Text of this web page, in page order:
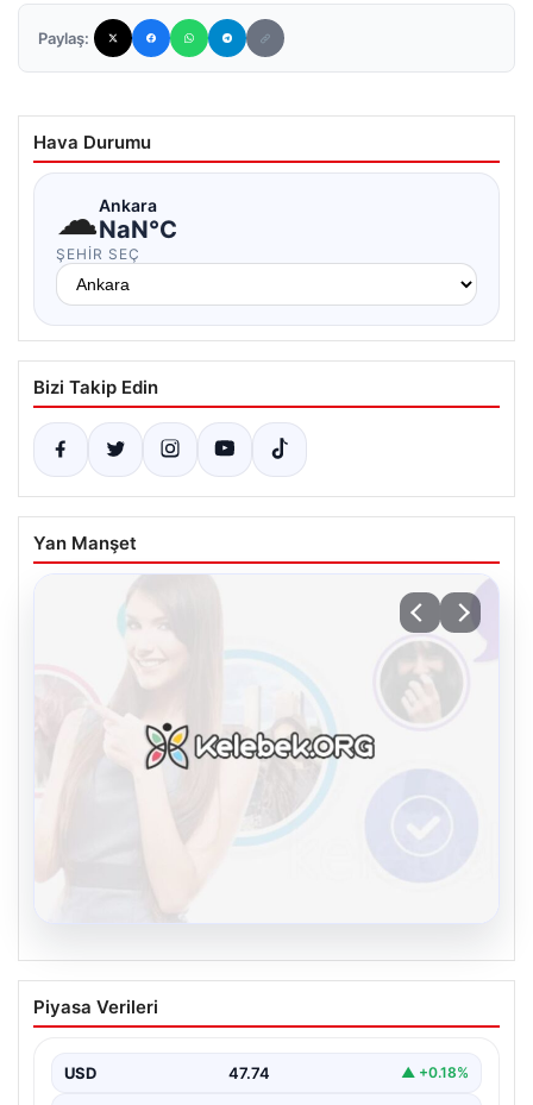
Paylaş:
Hava Durumu
☁Ankara
NaN°C
ŞEHIR SEÇ
Bizi Takip Edin
Yan Manşet
Kelebek sohbet platformu İle Sanal
İletişimin Sertifikalı Adresi Ve
İnternet çağında insanların seviyeli bir şekilde bağlantı
Piyasa Verileri
USD 47.74 ▲ +0.18%